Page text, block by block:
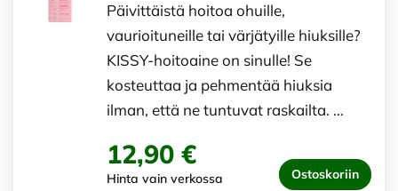
Päivittäistä hoitoa ohuille,
vaurioituneille tai värjätyille hiuksille?
KISSY-hoitoaine on sinulle! Se
kosteuttaa ja pehmentää hiuksia
ilman, että ne tuntuvat raskailta. …
12,90 €
Hinta vain verkossa Ostoskoriin